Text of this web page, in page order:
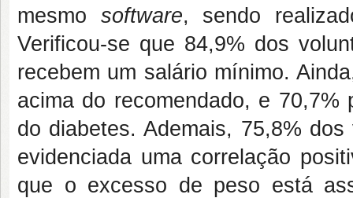
mesmo software, sendo
Verificou-se que 84,9% dos
recebem um salário mínimo.
acima do recomendado, e
do diabetes. Ademais, 75,8%
evidenciada uma correlação
que o excesso de peso está